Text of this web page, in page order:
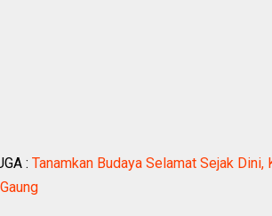
: Tanamkan Budaya Selamat Sejak